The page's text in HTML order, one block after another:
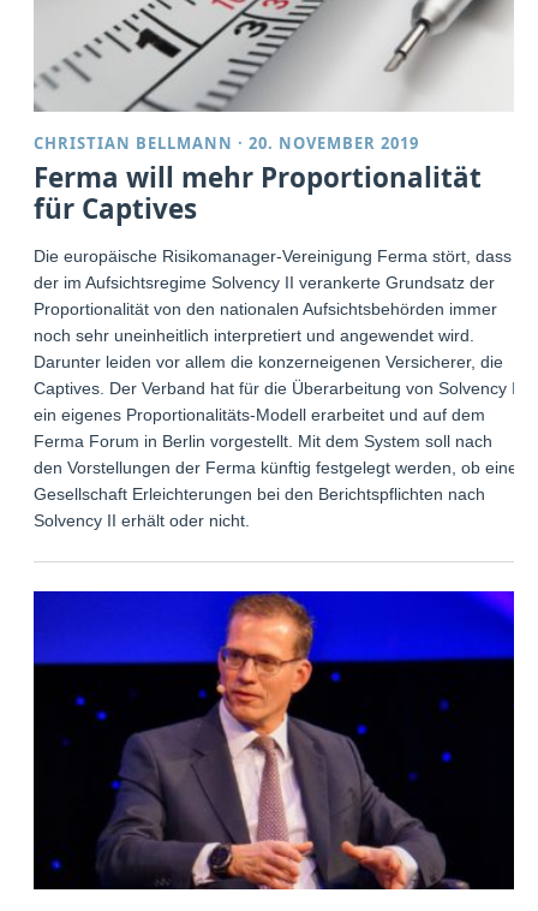
CHRISTIAN BELLMANN ·20. NOVEMBER 2019
Ferma will mehr Proportionalität
für Captives
Die europäische Risikomanager-Vereinigung Ferma stört, dass
der im Aufsichtsregime Solvency II verankerte Grundsatz der
Proportionalität von den nationalen Aufsichtsbehörden immer
noch sehr uneinheitlich interpretiert und angewendet wird.
Darunter leiden vor allem die konzerneigenen Versicherer, die
Captives. Der Verband hat für die Überarbeitung von Solvency II
ein eigenes Proportionalitäts-Modell erarbeitet und auf dem
Ferma Forum in Berlin vorgestellt. Mit dem System soll nach
den Vorstellungen der Ferma künftig festgelegt werden, ob eine
Gesellschaft Erleichterungen bei den Berichtspflichten nach
Solvency II erhält oder nicht.